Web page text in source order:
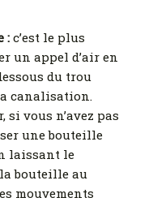
:c’est le plus
un appel d’air en
du trou
canalisation.
si vous n’avez pas
une bouteille
laissant le
bouteille au
mouvements